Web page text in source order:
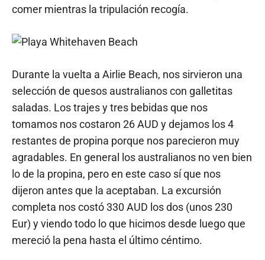
comer mientras la tripulación recogía.
Durante la vuelta a Airlie Beach, nos sirvieron una
selección de quesos australianos con galletitas
saladas. Los trajes y tres bebidas que nos
tomamos nos costaron 26 AUD y dejamos los 4
restantes de propina porque nos parecieron muy
agradables. En general los australianos no ven bien
lo de la propina, pero en este caso sí que nos
dijeron antes que la aceptaban. La excursión
completa nos costó 330 AUD los dos (unos 230
Eur) y viendo todo lo que hicimos desde luego que
mereció la pena hasta el último céntimo.